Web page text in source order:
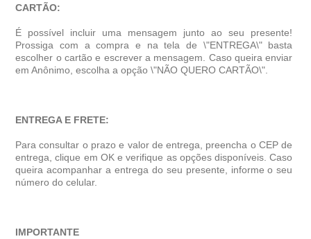
CARTÃO:
É possível incluir uma mensagem junto ao seu presente!
Prossiga com a compra e na tela de \"ENTREGA\" basta
escolher o cartão e escrever a mensagem. Caso queira enviar
em Anônimo, escolha a opção \"NÃO QUERO CARTÃO\".
ENTREGA E FRETE:
Para consultar o prazo e valor de entrega, preencha o CEP de
entrega, clique em OK e verifique as opções disponíveis. Caso
queira acompanhar a entrega do seu presente, informe o seu
número do celular.
IMPORTANTE